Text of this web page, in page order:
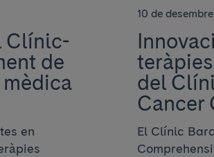
Clínic-
de
en
10 de
del
Cancer
El Clínic